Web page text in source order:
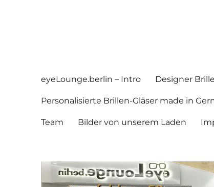
eyeLounge.berlin – Intro Designer
Personalisierte Brillen-Gläser made in
Team Bilder von unserem Laden